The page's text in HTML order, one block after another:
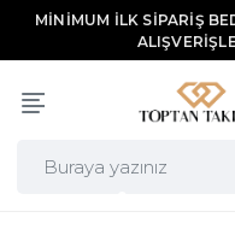
MİNİMUM İLK SİPARİŞ